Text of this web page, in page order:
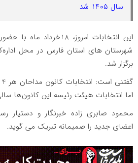
سال ۱۴۰۵ شد
این انتخابات امروز،
شهرستان های استان فارس در محل
برگزار شد.
اما انتخابات هیئت رئیسه این کانون‌ها
محمود صابری زاده خبرنگار و دستیار
اعضای جدید را صمیمانه تبریک می گوید.